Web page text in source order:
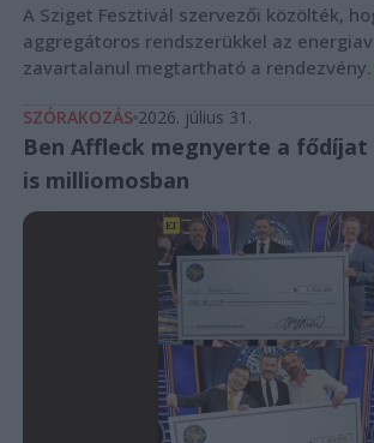
A Sziget Fesztivál szervezői közölték,
aggregátoros rendszerükkel az
zavartalanul megtartható a rendezvény.
SZÓRAKOZÁS 2026. július 31.
Ben Affleck megnyerte a fődíjat
is milliomosban